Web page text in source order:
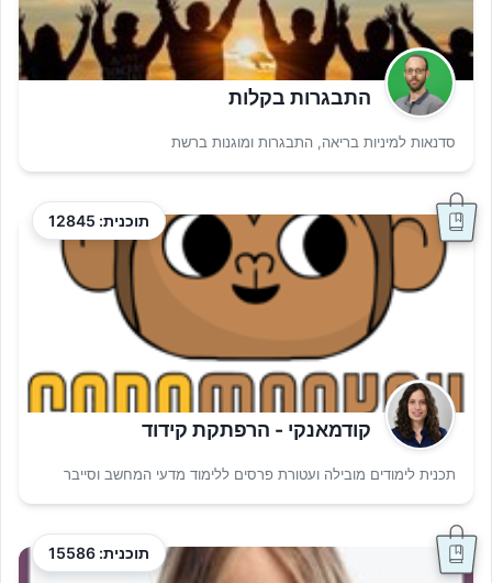
התבגרות בקלות
סדנאות למיניות בריאה, התבגרות ומוגנות ברשת
תוכנית: 12845
קודמאנקי - הרפתקת קידוד
תכנית לימודים מובילה ועטורת פרסים ללימוד מדעי המחשב וסייבר
תוכנית: 15586